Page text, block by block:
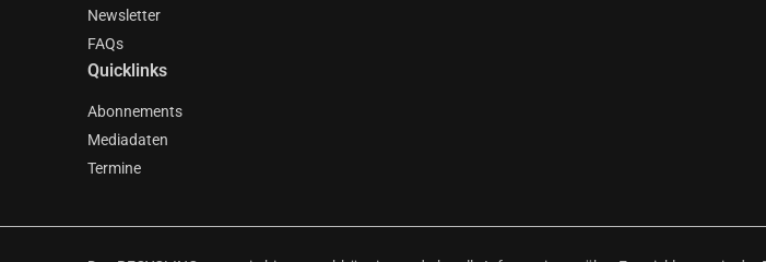
Newsletter
FAQs
Quicklinks
Abonnements
Mediadaten
Termine